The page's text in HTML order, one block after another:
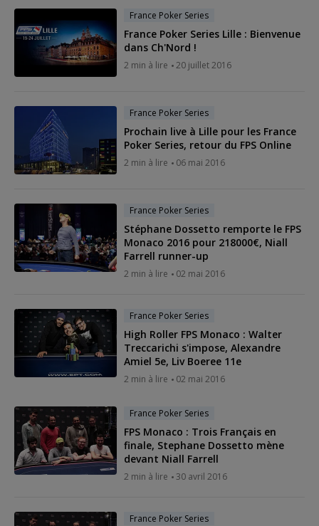
France Poker Series
France Poker Series Lille : Bienvenue
dans Ch'Nord !
2 min à lire 20 juillet 2016
France Poker Series
Prochain live à Lille pour les France
Poker Series, retour du FPS Online
2 min à lire 06 mai 2016
France Poker Series
Stéphane Dossetto remporte le FPS
Monaco 2016 pour 218000€, Niall
Farrell runner-up
2 min à lire 02 mai 2016
France Poker Series
High Roller FPS Monaco : Walter
Treccarichi s'impose, Alexandre
Amiel 5e, Liv Boeree 11e
2 min à lire 02 mai 2016
France Poker Series
FPS Monaco : Trois Français en
finale, Stephane Dossetto mène
devant Niall Farrell
2 min à lire 30 avril 2016
France Poker Series